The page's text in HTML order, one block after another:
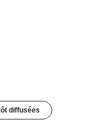
diffusées